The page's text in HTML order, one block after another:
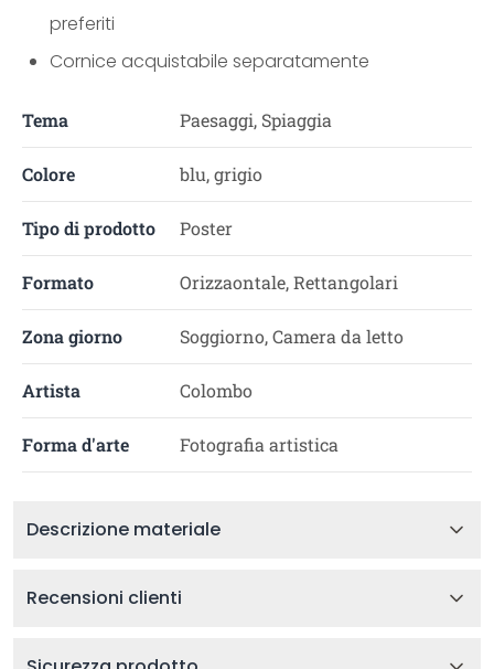
preferiti
Cornice acquistabile separatamente
Tema Paesaggi, Spiaggia
Colore blu, grigio
Tipo di prodotto Poster
Formato Orizzaontale, Rettangolari
Zona giorno Soggiorno, Camera da letto
Artista Colombo
Forma d'arte Fotografia artistica
Descrizione materiale
Recensioni clienti